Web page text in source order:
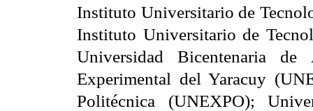
Instituto Universitario de
Instituto Universitario de
Universidad Bicentenaria
Experimental del Yaracuy
Politécnica (UNEXPO);